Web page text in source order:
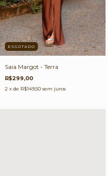
ESGOTADO
Saia Margot - Terra
R$299,00
2 x de R$149,50 sem juros